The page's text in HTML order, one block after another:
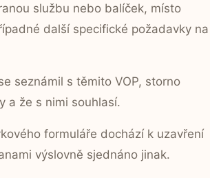
službu nebo balíček, místo
další specifické požadavky na
seznámil s těmito VOP, storno
a že s nimi souhlasí.
formuláře dochází k uzavření
výslovně sjednáno jinak.